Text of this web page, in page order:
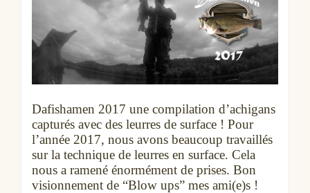
Dafishamen 2017 une compilation d’achigans
capturés avec des leurres de surface ! Pour
l’année 2017, nous avons beaucoup travaillés
sur la technique de leurres en surface. Cela
nous a ramené énormément de prises. Bon
visionnement de “Blow ups” mes ami(e)s !